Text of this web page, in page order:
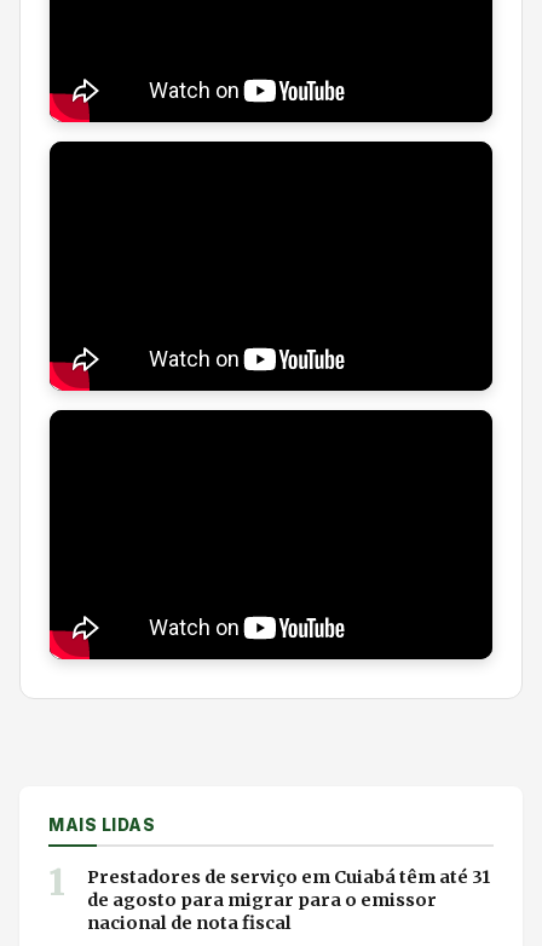
MAIS LIDAS
1
Prestadores de serviço em Cuiabá têm até 31
de agosto para migrar para o emissor
nacional de nota fiscal